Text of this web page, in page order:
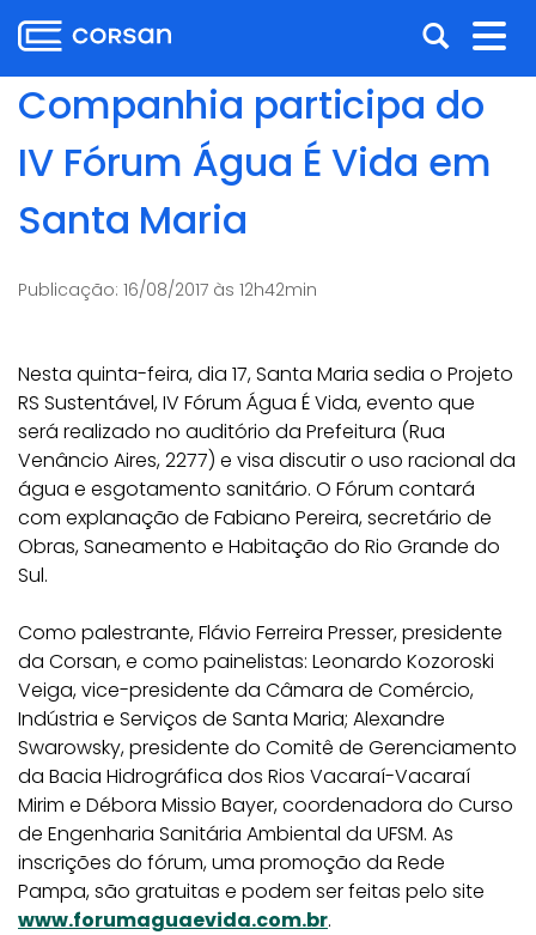
para
o
conteúdo
para
menu
para
o
conteúdo
Abrir
a
busca
Companhia participa do
IV Fórum Água É Vida em
Santa Maria
Publicação: 16/08/2017 às 12h42min
Nesta quinta-feira, dia 17, Santa Maria sedia o Projeto
RS Sustentável, IV Fórum Água É Vida, evento que
será realizado no auditório da Prefeitura (Rua
Venâncio Aires, 2277) e visa discutir o uso racional da
água e esgotamento sanitário. O Fórum contará
com explanação de Fabiano Pereira, secretário de
Obras, Saneamento e Habitação do Rio Grande do
Sul.
Como palestrante, Flávio Ferreira Presser, presidente
da Corsan, e como painelistas: Leonardo Kozoroski
Veiga, vice-presidente da Câmara de Comércio,
Indústria e Serviços de Santa Maria; Alexandre
Swarowsky, presidente do Comitê de Gerenciamento
da Bacia Hidrográfica dos Rios Vacaraí-Vacaraí
Mirim e Débora Missio Bayer, coordenadora do Curso
de Engenharia Sanitária Ambiental da UFSM. As
inscrições do fórum, uma promoção da Rede
Pampa, são gratuitas e podem ser feitas pelo site
www.forumaguaevida.com.br.